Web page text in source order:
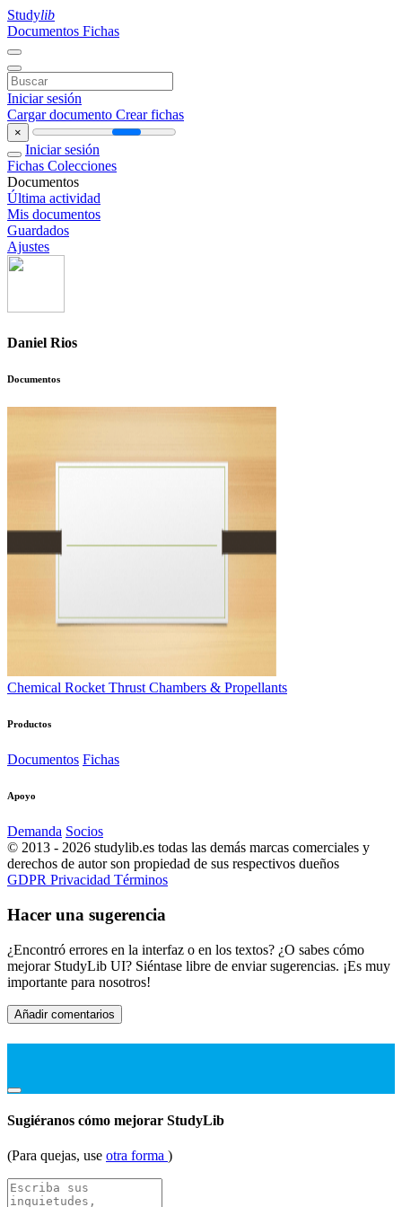
Studylib
Documentos Fichas
Iniciar sesión
Cargar documento Crear fichas
×
Iniciar sesión
Fichas Colecciones
Documentos
Última actividad
Mis documentos
Guardados
Ajustes
Daniel Rios
Documentos
Chemical Rocket Thrust Chambers & Propellants
Productos
Documentos Fichas
Apoyo
Demanda Socios
© 2013 - 2026 studylib.es todas las demás marcas comerciales y
derechos de autor son propiedad de sus respectivos dueños
GDPR Privacidad Términos
Hacer una sugerencia
¿Encontró errores en la interfaz o en los textos? ¿O sabes cómo
mejorar StudyLib UI? Siéntase libre de enviar sugerencias. ¡Es muy
importante para nosotros!
Añadir comentarios
Sugiéranos cómo mejorar StudyLib
(Para quejas, use otra forma )